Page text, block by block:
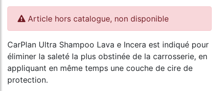
Article hors catalogue, non disponible
CarPlan Ultra Shampoo Lava e Incera est indiqué pour
éliminer la saleté la plus obstinée de la carrosserie, en
appliquant en même temps une couche de cire de
protection.